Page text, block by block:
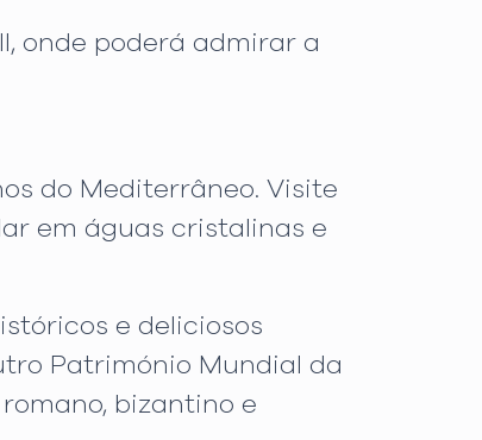
onde poderá admirar a
do Mediterrâneo. Visite
em águas cristalinas e
e deliciosos
Património Mundial da
bizantino e